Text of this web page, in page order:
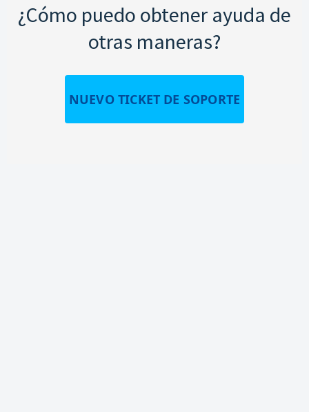
¿Cómo puedo obtener ayuda de
otras maneras?
NUEVO TICKET DE SOPORTE